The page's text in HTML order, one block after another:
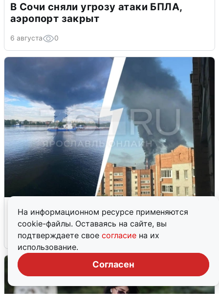
На информационном ресурсе применяются
cookie-файлы. Оставаясь на сайте, вы
подтверждаете свое согласие на их
использование.
Согласен
В Сочи сняли угрозу атаки БПЛА,
аэропорт закрыт
6 августа 0
попадания и последствия
6 августа 0